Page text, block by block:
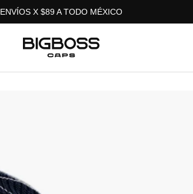
ENVÍOS X $89 A TODO MÉXICO
Bigboss